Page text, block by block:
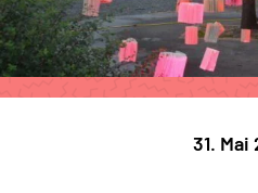
31. Mai